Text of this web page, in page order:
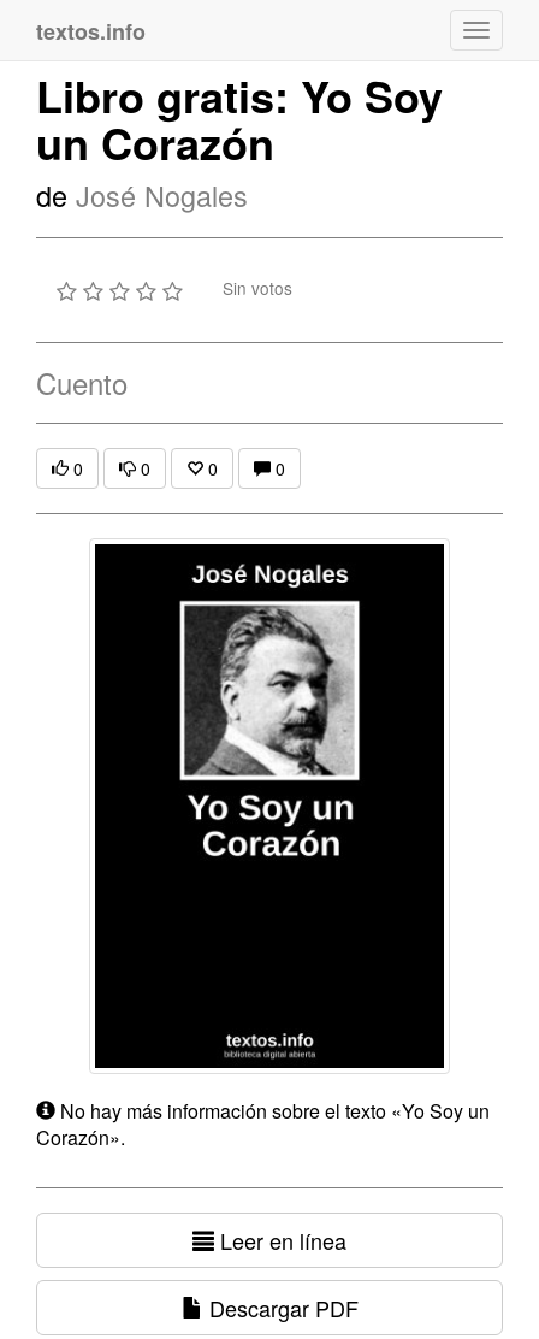
textos.info
Libro gratis: Yo Soy
un Corazón
de José Nogales
Sin votos
Cuento
0 0 0 0
No hay más información sobre el texto «Yo Soy un
Corazón».
Leer en línea
Descargar PDF